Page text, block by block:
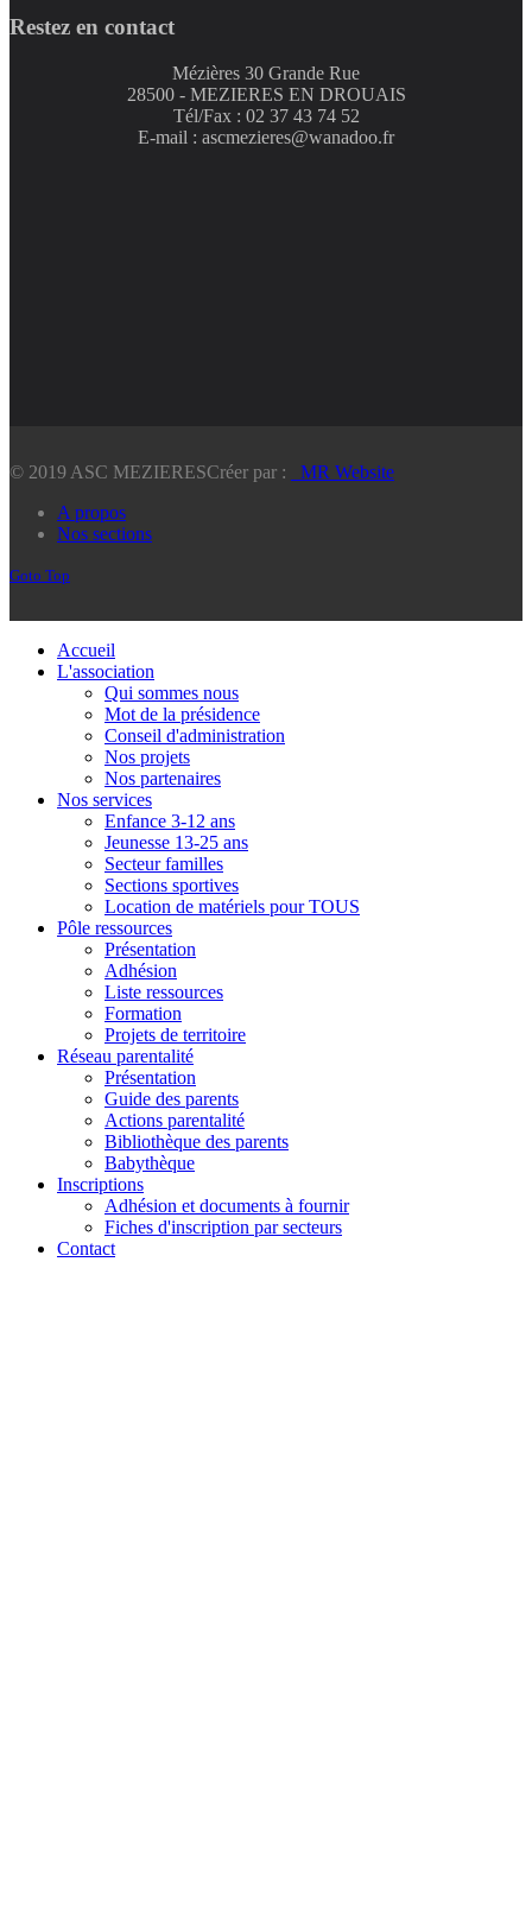
Restez en contact
Mézières 30 Grande Rue
28500 - MEZIERES EN DROUAIS
Tél/Fax : 02 37 43 74 52
E-mail : ascmezieres@wanadoo.fr
© 2019 ASC MEZIERESCréer par :
_MR Website
A propos
Nos sections
Goto Top
Accueil
L'association
Qui sommes nous
Mot de la présidence
Conseil d'administration
Nos projets
Nos partenaires
Nos services
Enfance 3-12 ans
Jeunesse 13-25 ans
Secteur familles
Sections sportives
Location de matériels pour TOUS
Pôle ressources
Présentation
Adhésion
Liste ressources
Formation
Projets de territoire
Réseau parentalité
Présentation
Guide des parents
Actions parentalité
Bibliothèque des parents
Babythèque
Inscriptions
Adhésion et documents à fournir
Fiches d'inscription par secteurs
Contact